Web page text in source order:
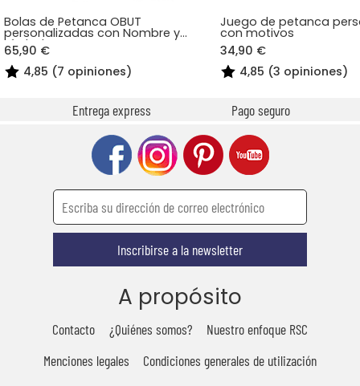
Bolas de Petanca OBUT
personalizadas con Nombre y
Símbolos
65,90 €
4,85 (7 opiniones)
Juego de petanca
con motivos
34,90 €
4,85 (3 opiniones)
Entrega express Pago seguro
Inscribirse a la newsletter
A propósito
Contacto ¿Quiénes somos?
Nuestro enfoque RSC
Menciones legales
Condiciones generales de utilización